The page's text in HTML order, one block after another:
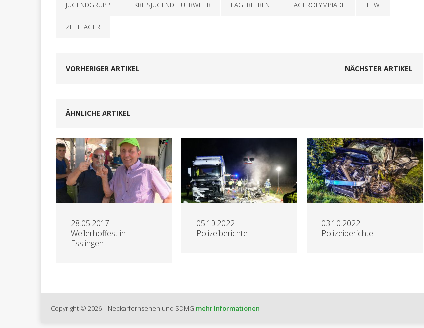
JUGENDGRUPPE KREISJUGENDFEUERWEHR LAGERLEBEN LAGEROLYMPIADE THW
ZELTLAGER
VORHERIGER ARTIKEL NÄCHSTER ARTIKEL
ÄHNLICHE ARTIKEL
28.05.2017 –
Weilerhoffest in
Esslingen
05.10.2022 –
Polizeiberichte
03.10.2022 –
Polizeiberichte
Copyright © 2026 | Neckarfernsehen und SDMG mehr Informationen